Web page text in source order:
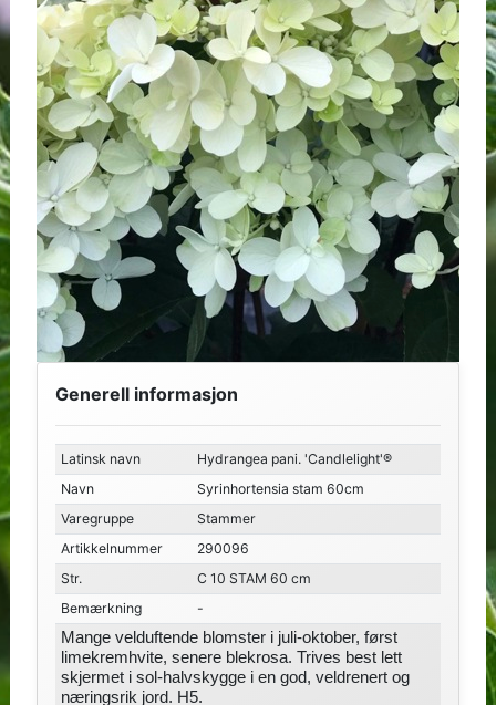
Generell informasjon
Latinsk navn
Hydrangea pani. 'Candlelight'®
Navn
Syrinhortensia stam 60cm
Varegruppe
Stammer
Artikkelnummer
290096
Str.
C 10 STAM 60 cm
Bemærkning
-
Mange velduftende blomster i juli-oktober, først
limekremhvite, senere blekrosa. Trives best lett
skjermet i sol-halvskygge i en god, veldrenert og
næringsrik jord. H5.